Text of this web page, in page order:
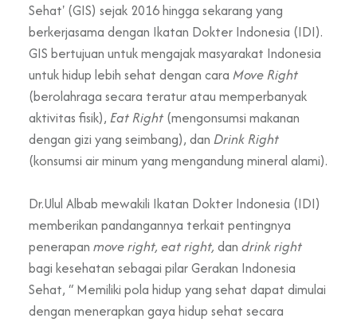
Sehat' (GIS) sejak 2016 hingga sekarang yang
berkerjasama dengan Ikatan Dokter Indonesia (IDI).
GIS bertujuan untuk mengajak masyarakat Indonesia
untuk hidup lebih sehat dengan cara Move Right
(berolahraga secara teratur atau memperbanyak
aktivitas fisik), Eat Right (mengonsumsi makanan
dengan gizi yang seimbang), dan Drink Right
(konsumsi air minum yang mengandung mineral alami).
Dr.Ulul Albab mewakili Ikatan Dokter Indonesia (IDI)
memberikan pandangannya terkait pentingnya
penerapan move right, eat right, dan drink right
bagi kesehatan sebagai pilar Gerakan Indonesia
Sehat, “ Memiliki pola hidup yang sehat dapat dimulai
dengan menerapkan gaya hidup sehat secara